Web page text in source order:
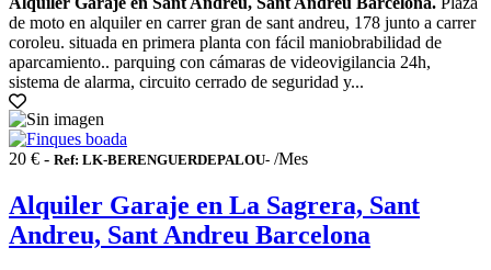
de moto en alquiler en carrer gran de sant andreu, 178 junto a carrer
coroleu. situada en primera planta con fácil maniobrabilidad de
aparcamiento.. parquing con cámaras de videovigilancia 24h,
sistema de alarma, circuito cerrado de seguridad y...
20 € - Ref: LK-BERENGUERDEPALOU- /Mes
Alquiler Garaje en La Sagrera, Sant
Andreu, Sant Andreu Barcelona